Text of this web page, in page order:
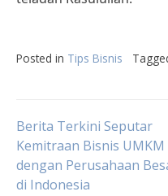
Posted in Tips Bisnis
Post
navigation
Berita Terkini Seputar
Kemitraan Bisnis UMKM
dengan Perusahaan
di Indonesia